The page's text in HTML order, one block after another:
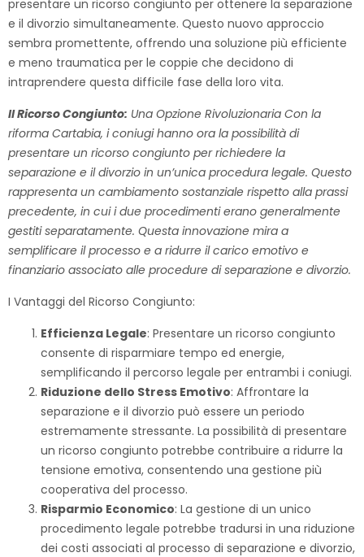
presentare un ricorso congiunto per ottenere la separazione
e il divorzio simultaneamente. Questo nuovo approccio
sembra promettente, offrendo una soluzione più efficiente
e meno traumatica per le coppie che decidono di
intraprendere questa difficile fase della loro vita.
Il Ricorso Congiunto: Una Opzione Rivoluzionaria Con la
riforma Cartabia, i coniugi hanno ora la possibilità di
presentare un ricorso congiunto per richiedere la
separazione e il divorzio in un’unica procedura legale. Questo
rappresenta un cambiamento sostanziale rispetto alla prassi
precedente, in cui i due procedimenti erano generalmente
gestiti separatamente. Questa innovazione mira a
semplificare il processo e a ridurre il carico emotivo e
finanziario associato alle procedure di separazione e divorzio.
I Vantaggi del Ricorso Congiunto:
Efficienza Legale: Presentare un ricorso congiunto
consente di risparmiare tempo ed energie,
semplificando il percorso legale per entrambi i coniugi.
Riduzione dello Stress Emotivo: Affrontare la
separazione e il divorzio può essere un periodo
estremamente stressante. La possibilità di presentare
un ricorso congiunto potrebbe contribuire a ridurre la
tensione emotiva, consentendo una gestione più
cooperativa del processo.
Risparmio Economico: La gestione di un unico
procedimento legale potrebbe tradursi in una riduzione
dei costi associati al processo di separazione e divorzio,